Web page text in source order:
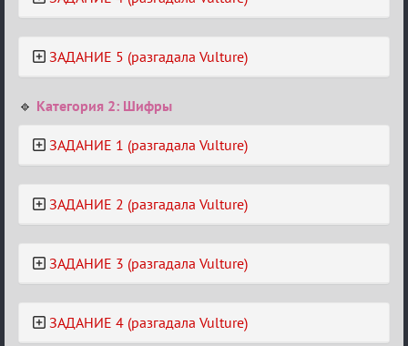
ЗАДАНИЕ 5 (разгадала Vulture)
🔹 Категория 2: Шифры
ЗАДАНИЕ 1 (разгадала Vulture)
ЗАДАНИЕ 2 (разгадала Vulture)
ЗАДАНИЕ 3 (разгадала Vulture)
ЗАДАНИЕ 4 (разгадала Vulture)